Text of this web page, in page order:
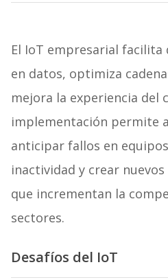
El IoT empresarial facilita
en datos, optimiza
mejora la experiencia del
implementación permite
anticipar fallos en
inactividad y crear
que incrementan la
sectores.
Desafíos del IoT